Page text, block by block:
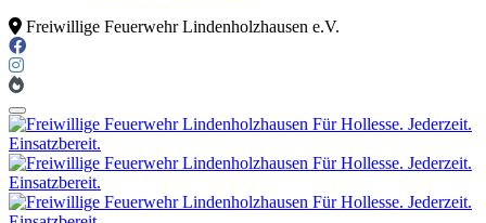
Freiwillige Feuerwehr Lindenholzhausen e.V.